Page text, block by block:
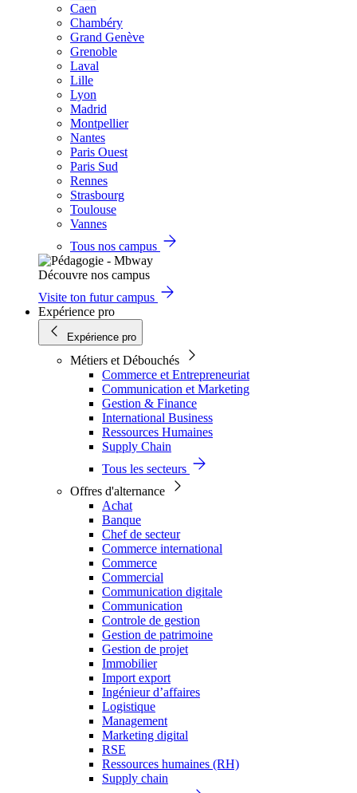
Caen
Chambéry
Grand Genève
Grenoble
Laval
Lille
Lyon
Madrid
Montpellier
Nantes
Paris Ouest
Paris Sud
Rennes
Strasbourg
Toulouse
Vannes
Tous nos campus
Découvre nos campus
Visite ton futur campus
Expérience pro
Expérience pro
Métiers et Débouchés
Commerce et Entrepreneuriat
Communication et Marketing
Gestion & Finance
International Business
Ressources Humaines
Supply Chain
Tous les secteurs
Offres d'alternance
Achat
Banque
Chef de secteur
Commerce international
Commerce
Commercial
Communication digitale
Communication
Controle de gestion
Gestion de patrimoine
Gestion de projet
Immobilier
Import export
Ingénieur d’affaires
Logistique
Management
Marketing digital
RSE
Ressources humaines (RH)
Supply chain